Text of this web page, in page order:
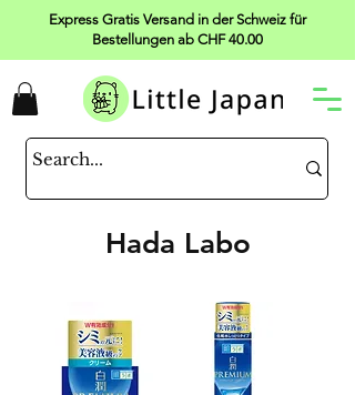
Express Gratis Versand in der Schweiz für
Bestellungen ab CHF 40.00
Hada Labo